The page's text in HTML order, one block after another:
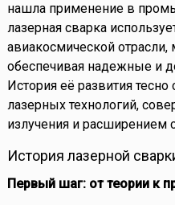
нашла применение в
лазерная сварка
авиакосмической
обеспечивая надежные и
История её развития
лазерных технологий,
излучения и расширением
История лазерной
Первый шаг: от теории к